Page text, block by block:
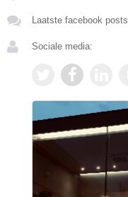
Laatste facebook posts
Sociale media: